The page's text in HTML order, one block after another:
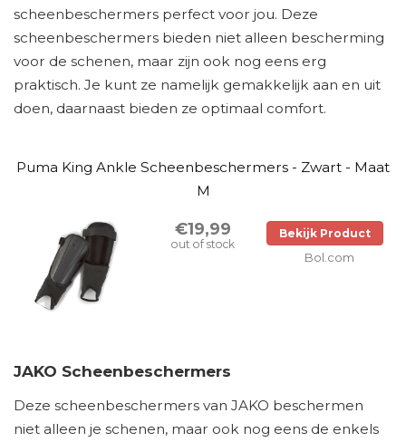
scheenbeschermers perfect voor jou. Deze
scheenbeschermers bieden niet alleen bescherming
voor de schenen, maar zijn ook nog eens erg
praktisch. Je kunt ze namelijk gemakkelijk aan en uit
doen, daarnaast bieden ze optimaal comfort.
Puma King Ankle Scheenbeschermers - Zwart - Maat
M
€19,99
out of stock
Bekijk Product
Bol.com
JAKO Scheenbeschermers
Deze scheenbeschermers van JAKO beschermen
niet alleen je schenen, maar ook nog eens de enkels